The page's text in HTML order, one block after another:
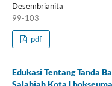
Desembrianita
99-103
pdf
Edukasi Tentang Tanda
Salabiah Kota